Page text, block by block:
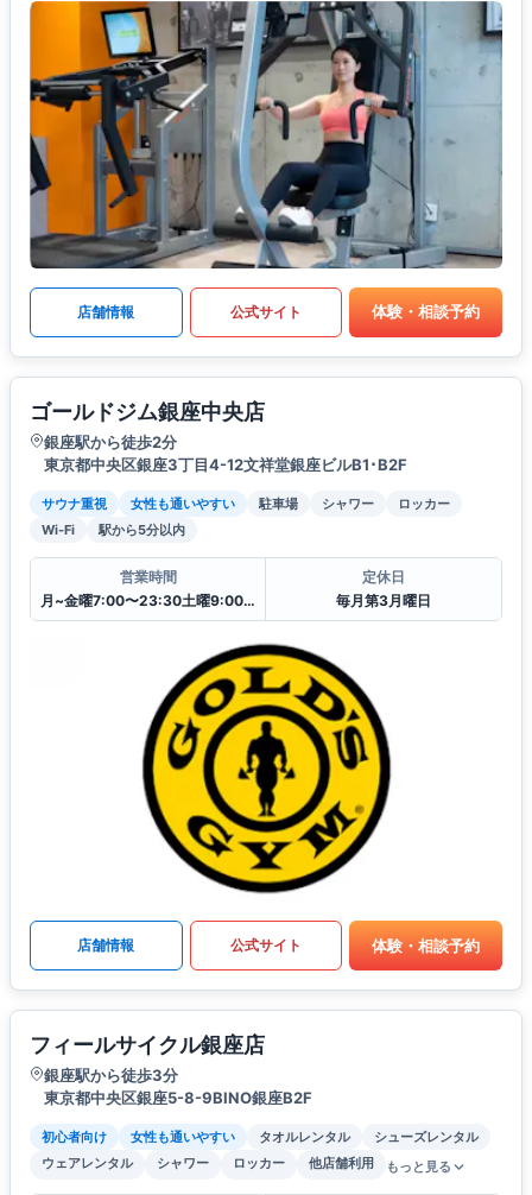
店舗情報 公式サイト 体験・相談予約
ゴールドジム銀座中央店
銀座駅から徒歩2分
東京都中央区銀座3丁目4-12文祥堂銀座ビルB1･B2F
サウナ重視 女性も通いやすい 駐車場 シャワー
ロッカー
Wi-Fi
駅から5分以内
営業時間
月~金曜7:00〜23:30土曜9:00〜23:30
定休日
毎月第3月曜日
店舗情報 公式サイト 体験・相談予約
フィールサイクル銀座店
銀座駅から徒歩3分
東京都中央区銀座5-8-9BINO銀座B2F
初心者向け 女性も通いやすい タオルレンタル
シューズレンタル
ウェアレンタル
シャワー ロッカー 他店舗利用 もっと見る